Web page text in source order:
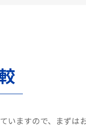
ますので、まずは